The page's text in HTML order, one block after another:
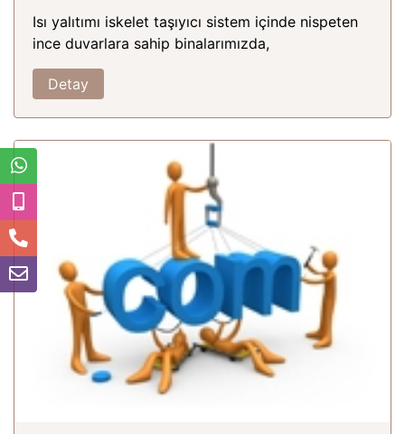
Isı yalıtımı iskelet taşıyıcı sistem içinde nispeten
ince duvarlara sahip binalarımızda,
Detay